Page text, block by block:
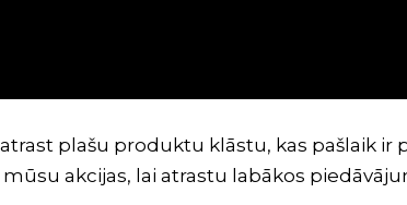
plašu produktu klāstu, kas pašlaik
akcijas, lai atrastu labākos